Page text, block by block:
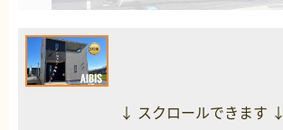
↓ スクロールできます ↓